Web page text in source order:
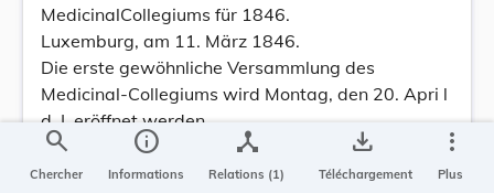
MedicinalCollegiums für 1846.
Luxemburg, am 11. März 1846.
Die erste gewöhnliche Versammlung des
Medicinal-Collegiums wird Montag, den 20. Apri l
d. I. eröffnet werden.
Die Personen, welche wünschen, sich den
Prüfungen während dieser Sitzung zu stellen,
search
Chercher
info
Informations
device_hub
Relations (1)
save_alt
Téléchargement
more_vert
Plus